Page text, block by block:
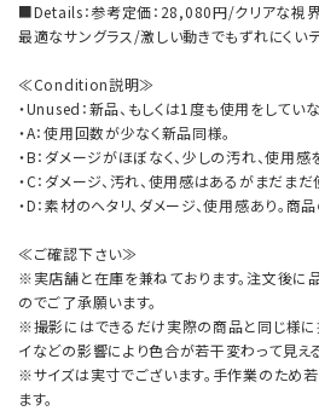
■Details：参考定価：28,080円/クリアな視
最適なサングラス/激しい動きでもずれにくい
≪Condition説明≫
・Unused：新品、もしくは1度も使用をしていな
・A：使用回数が少なく新品同様。
・B：ダメージがほぼなく、少しの汚れ、使用感
・C：ダメージ、汚れ、使用感はあるがまだまだ
・D：素材のヘタリ、ダメージ、使用感あり。商
≪ご確認下さい≫
※実店舗と在庫を兼ねております。注文後に
のでご了承願います。
※撮影にはできるだけ実際の商品と同じ様に
イなどの影響により色合が若干変わって見え
※サイズは実寸でございます。手作業のため
ます。